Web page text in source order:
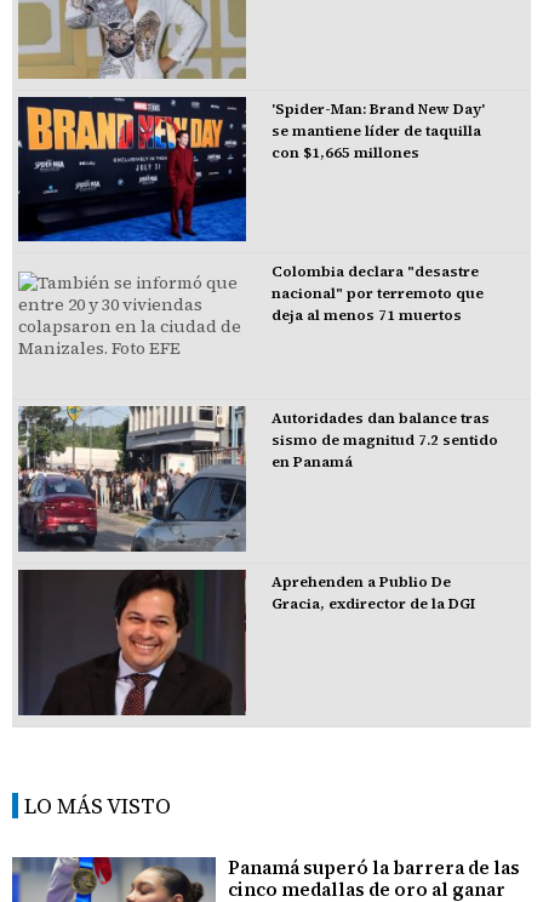
'Spider-Man: Brand New Day'
se mantiene líder de taquilla
con $1,665 millones
Colombia declara "desastre
nacional" por terremoto que
deja al menos 71 muertos
Autoridades dan balance tras
sismo de magnitud 7.2 sentido
en Panamá
Aprehenden a Publio De
Gracia, exdirector de la DGI
LO MÁS VISTO
Panamá superó la barrera de las
cinco medallas de oro al ganar